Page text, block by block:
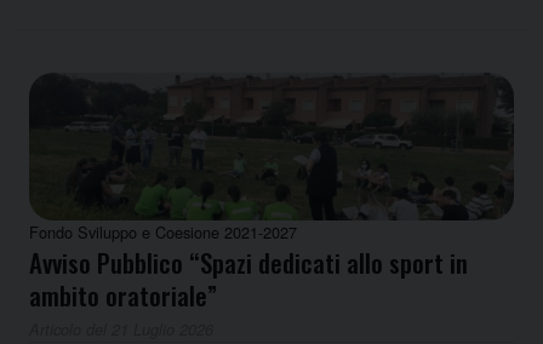
Fondo Sviluppo e Coesione 2021-2027
Avviso Pubblico “Spazi dedicati allo sport in
ambito oratoriale”